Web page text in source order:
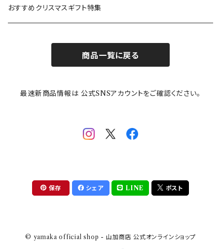
カトラリー
ポケットモンスター
mofusand（モフサンド）
mofsand×日比谷花壇
ちびまる子ちゃんandクレヨンしんちゃん
Finlayson(フィンレイソン)
HANAE MORI(ハナエモリ)
THE BEATLES(ザ・ビートルズ)
【山加商店×yaeko】migratory bird
CELEC(セレック)
隅切り重箱
HAPPY DINING(ハッピーダイニング)
吉祥
メイメイウェア
SoSo(ソソ）
リサイクル食器
おすすめクリスマスギフト特集
商品一覧に戻る
最速新商品情報は 公式SNSアカウントをご確認ください。
保存 シェア LINE ポスト
© yamaka official shop - 山加商店 公式オンラインショップ